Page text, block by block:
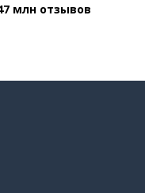
млн отзывов